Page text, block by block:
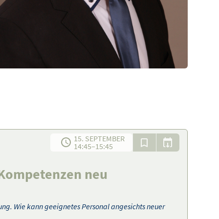
15. SEPTEMBER
14:45–15:45
neu
Wie kann geeignetes Personal angesichts neuer